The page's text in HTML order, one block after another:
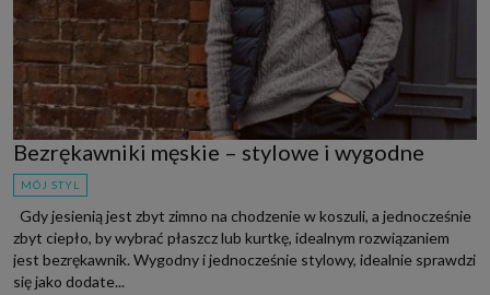
Bezrękawniki męskie – stylowe i wygodne
MÓJ STYL
Gdy jesienią jest zbyt zimno na chodzenie w koszuli, a jednocześnie
zbyt ciepło, by wybrać płaszcz lub kurtkę, idealnym rozwiązaniem
jest bezrękawnik. Wygodny i jednocześnie stylowy, idealnie sprawdzi
się jako dodate...